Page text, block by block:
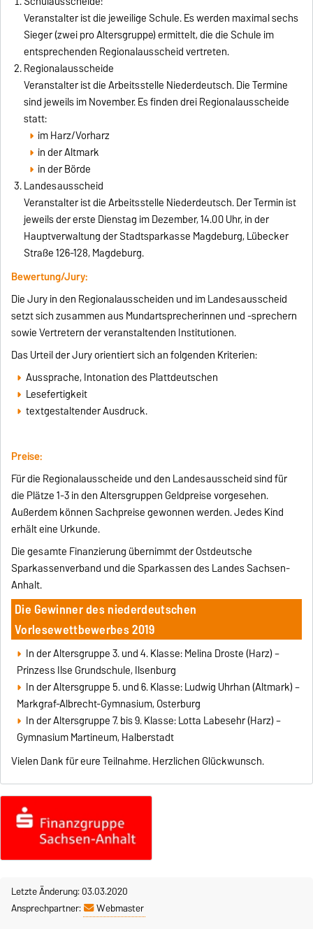
Veranstalter ist die jeweilige Schule. Es werden maximal sechs
Sieger (zwei pro Altersgruppe) ermittelt, die die Schule im
entsprechenden Regionalausscheid vertreten.
Regionalausscheide
Veranstalter ist die Arbeitsstelle Niederdeutsch. Die Termine
sind jeweils im November. Es finden drei Regionalausscheide
statt:
im Harz/Vorharz
in der Altmark
in der Börde
Landesausscheid
Veranstalter ist die Arbeitsstelle Niederdeutsch. Der Termin ist
jeweils der erste Dienstag im Dezember, 14.00 Uhr, in der
Hauptverwaltung der Stadtsparkasse Magdeburg, Lübecker
Straße 126-128, Magdeburg.
Bewertung/Jury:
Die Jury in den Regionalausscheiden und im Landesausscheid
setzt sich zusammen aus Mundartsprecherinnen und -sprechern
sowie Vertretern der veranstaltenden Institutionen.
Das Urteil der Jury orientiert sich an folgenden Kriterien:
Aussprache, Intonation des Plattdeutschen
Lesefertigkeit
textgestaltender Ausdruck.
Preise:
Für die Regionalausscheide und den Landesausscheid sind für
die Plätze 1-3 in den Altersgruppen Geldpreise vorgesehen.
Außerdem können Sachpreise gewonnen werden. Jedes Kind
erhält eine Urkunde.
Die gesamte Finanzierung übernimmt der Ostdeutsche
Sparkassenverband und die Sparkassen des Landes Sachsen-
Anhalt.
Die Gewinner des niederdeutschen
Vorlesewettbewerbes 2019
In der Altersgruppe 3. und 4. Klasse: Melina Droste (Harz) –
Prinzess Ilse Grundschule, Ilsenburg
In der Altersgruppe 5. und 6. Klasse: Ludwig Uhrhan (Altmark) –
Markgraf-Albrecht-Gymnasium, Osterburg
In der Altersgruppe 7. bis 9. Klasse: Lotta Labesehr (Harz) –
Gymnasium Martineum, Halberstadt
Vielen Dank für eure Teilnahme. Herzlichen Glückwunsch.
Letzte Änderung: 03.03.2020
Ansprechpartner:
Webmaster